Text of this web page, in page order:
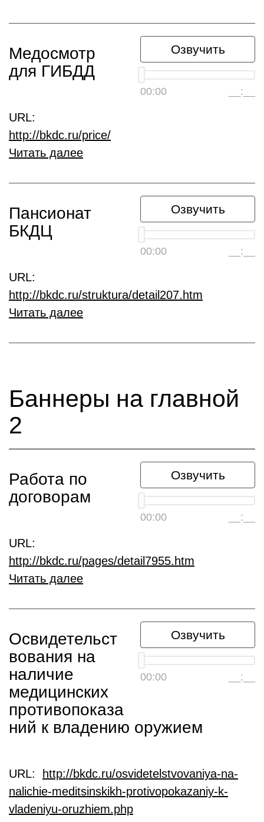
Озвучить
00:00 __:__
Медосмотр
для ГИБДД
URL:
http://bkdc.ru/price/
Читать далее
Озвучить
00:00 __:__
Пансионат
БКДЦ
URL:
http://bkdc.ru/struktura/detail207.htm
Читать далее
Баннеры на главной
2
Озвучить
00:00 __:__
Работа по
договорам
URL:
http://bkdc.ru/pages/detail7955.htm
Читать далее
Озвучить
00:00 __:__
Освидетельст
вования на
наличие
медицинских
противопоказа
ний к владению оружием
URL:
http://bkdc.ru/osvidetelstvovaniya-na-
nalichie-meditsinskikh-protivopokazaniy-k-
vladeniyu-oruzhiem.php